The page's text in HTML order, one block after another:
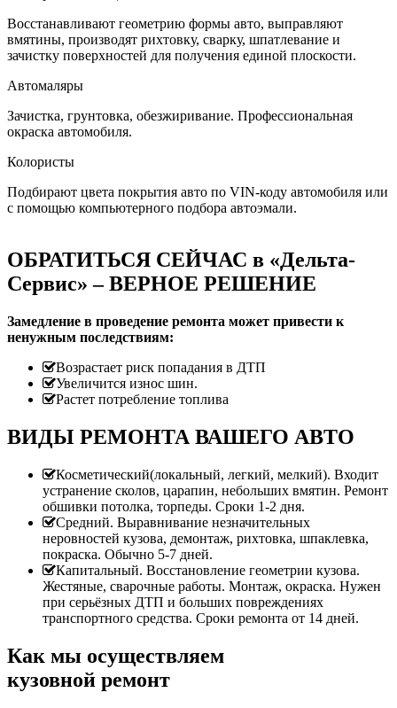
Восстанавливают геометрию формы авто, выправляют
вмятины, производят рихтовку, сварку, шпатлевание и
зачистку поверхностей для получения единой плоскости.
Автомаляры
Зачистка, грунтовка, обезжиривание. Профессиональная
окраска автомобиля.
Колористы
Подбирают цвета покрытия авто по VIN-коду автомобиля или
с помощью компьютерного подбора автоэмали.
ОБРАТИТЬСЯ СЕЙЧАС в «Дельта-
Сервис» – ВЕРНОЕ РЕШЕНИЕ
Замедление в проведение ремонта может привести к
ненужным последствиям:
Возрастает риск попадания в ДТП
Увеличится износ шин.
Растет потребление топлива
ВИДЫ РЕМОНТА ВАШЕГО АВТО
Косметический(локальный, легкий, мелкий). Входит
устранение сколов, царапин, небольших вмятин. Ремонт
обшивки потолка, торпеды. Сроки 1-2 дня.
Средний. Выравнивание незначительных
неровностей кузова, демонтаж, рихтовка, шпаклевка,
покраска. Обычно 5-7 дней.
Капитальный. Восстановление геометрии кузова.
Жестяные, сварочные работы. Монтаж, окраска. Нужен
при серьёзных ДТП и больших повреждениях
транспортного средства. Сроки ремонта от 14 дней.
Как мы осуществляем
кузовной ремонт